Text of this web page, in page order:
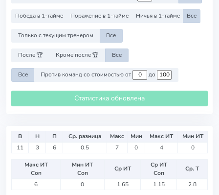
Победа в 1-тайме Поражение в 1-тайме Ничья в 1-тайме Все
Только с текущим тренером Все
После 🏆 Кроме после 🏆 Все
Все Против команд со стоимостью от до
Статистика обновлена
В Н П Ср. разница Макс Мин Макс ИТ
Мин ИТ
11
3 6 0.5 7 0 4 0
Макс ИТ
Соп
Мин ИТ
Соп
Ср ИТ
Ср ИТ
Соп
Ср. Т
6
0 1.65 1.15 2.8